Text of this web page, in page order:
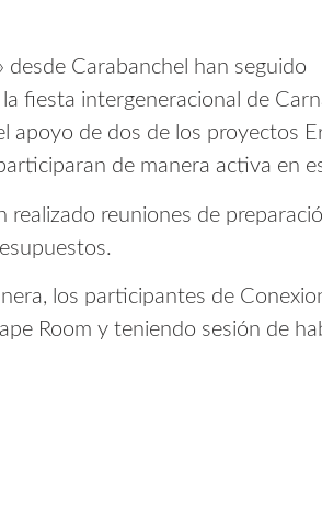
desde Carabanchel han seguido
fiesta intergeneracional de
apoyo de dos de los proyectos
de manera activa en
reuniones de
los participantes de
Room y teniendo sesión de